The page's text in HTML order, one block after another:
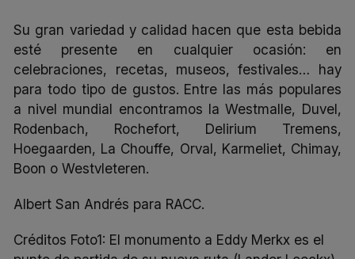
Su gran variedad y calidad hacen que esta bebida
esté presente en cualquier ocasión: en
celebraciones, recetas, museos, festivales… hay
para todo tipode gustos. Entre las más populares
a nivel mundial encontramos la Westmalle, Duvel,
Rodenbach, Rochefort, Delirium Tremens,
Hoegaarden, La Chouffe, Orval, Karmeliet, Chimay,
Boon o Westvleteren.
Albert San Andrés para RACC.
Créditos Foto1: El monumento a Eddy Merkx es el